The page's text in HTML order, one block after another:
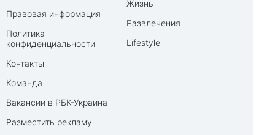
Правовая информация
Политика
конфиденциальности
Контакты
Команда
Вакансии в РБК-Украина
Разместить рекламу
Жизнь
Развлечения
Lifestyle